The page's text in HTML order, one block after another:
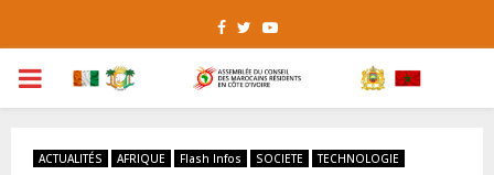
Facebook
TwitterYoutube
PRIMARY
ACTUALITÉS AFRIQUE Flash Infos SOCIETE TECHNOLOGIE